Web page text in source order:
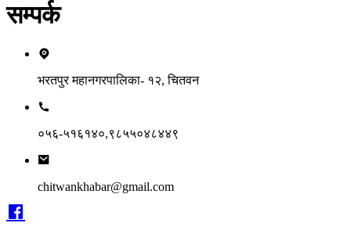
सम्पर्क
भरतपुर महानगरपालिका- १२, चितवन
०५६-५१६१४०,९८५५०४८४४९
chitwankhabar@gmail.com